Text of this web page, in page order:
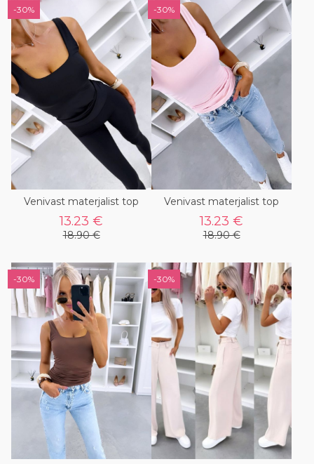
-30%
Venivast materjalist top
13.23 €
18.90 €
-30%
Venivast materjalist top
13.23 €
18.90 €
-30% -30%